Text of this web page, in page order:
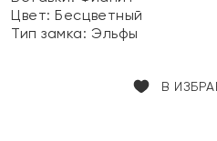
Цвет:Бесцветный
Тип замка:Эльфы
В